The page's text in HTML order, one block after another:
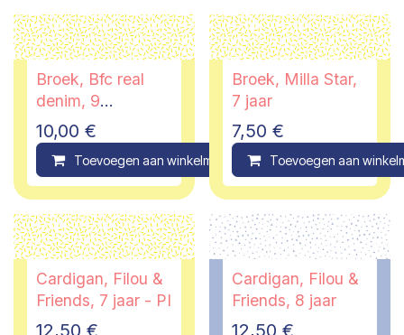
Broek, Bfc real
denim, 9
maanden
10,00 €
Toevoegen aan winkelmandje Compare
Broek, Milla Star,
7 jaar
7,50 €
Toevoegen aan
Cardigan, Filou &
Friends, 7 jaar - PI
12,50 €
Cardigan, Filou &
Friends, 8 jaar
12,50 €